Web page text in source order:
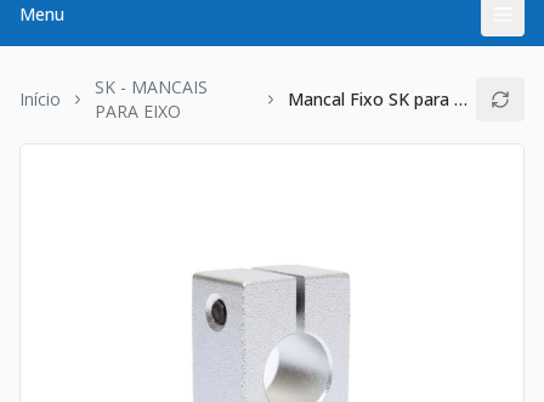
Menu
Início
SK - MANCAIS
PARA EIXO
Mancal Fixo SK para eixo 35mm